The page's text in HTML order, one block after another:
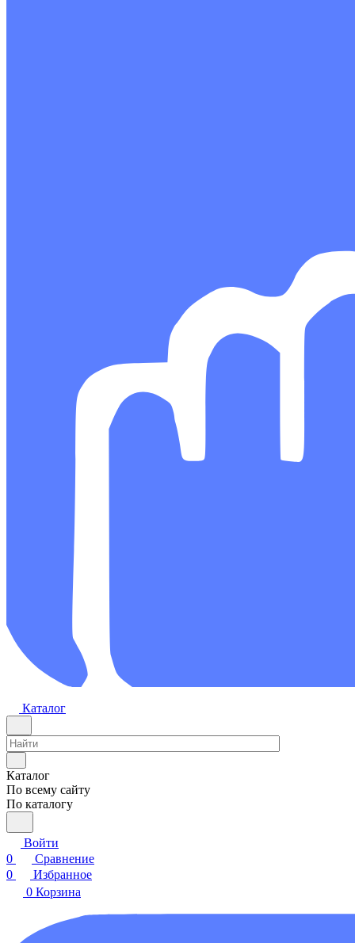
Каталог
Каталог
По всему сайту
По каталогу
Войти
0
Сравнение
0
Избранное
0 Корзина